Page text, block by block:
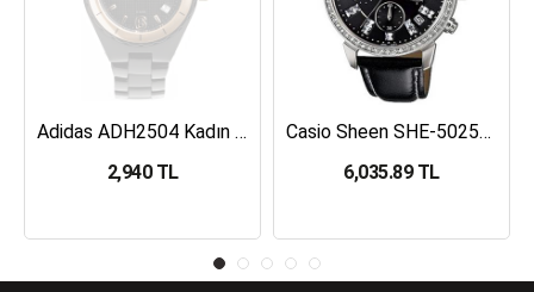
Adidas ADH2504 Kadın Kol Saati
2,940 TL
Casio Sheen SHE-5025BL-1ADR Kadın Kol Saati
6,035.89 TL